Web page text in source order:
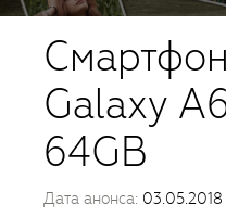
Galaxy
64GB
Дата анонса: 03.05.2018